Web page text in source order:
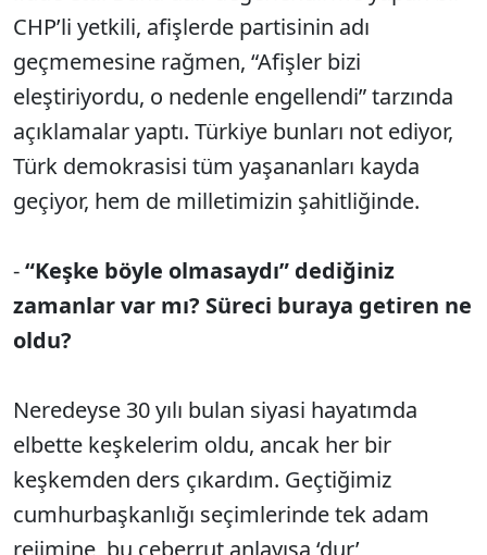
CHP’li yetkili, afişlerde partisinin adı
geçmemesine rağmen, “Afişler bizi
eleştiriyordu, o nedenle engellendi” tarzında
açıklamalar yaptı. Türkiye bunları not ediyor,
Türk demokrasisi tüm yaşananları kayda
geçiyor, hem de milletimizin şahitliğinde.
-“Keşke böyle olmasaydı” dediğiniz
zamanlar var mı? Süreci buraya getiren ne
oldu?
Neredeyse 30 yılı bulan siyasi hayatımda
elbette keşkelerim oldu, ancak her bir
keşkemden ders çıkardım. Geçtiğimiz
cumhurbaşkanlığı seçimlerinde tek adam